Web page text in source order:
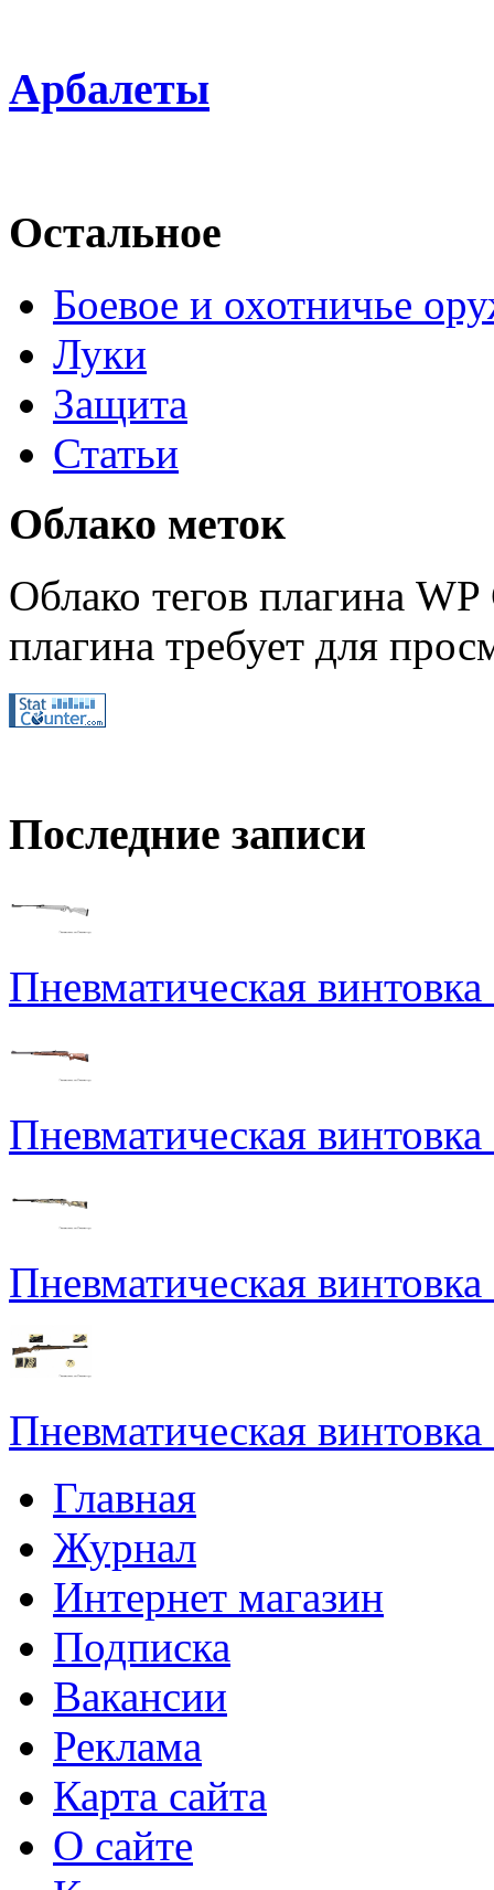
Арбалеты
Остальное
Боевое и охотничье
Луки
Защита
Статьи
Облако меток
Облако тегов плагина
плагина требует для
Последние записи
Пневматическая
Пневматическая
Пневматическая
Пневматическая
Главная
Журнал
Интернет магазин
Подписка
Вакансии
Реклама
Карта сайта
О сайте